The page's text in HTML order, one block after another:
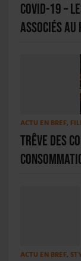
Covid-19 –
associés
ACTU EN BREF,
Trêve des
ACTU EN BREF,